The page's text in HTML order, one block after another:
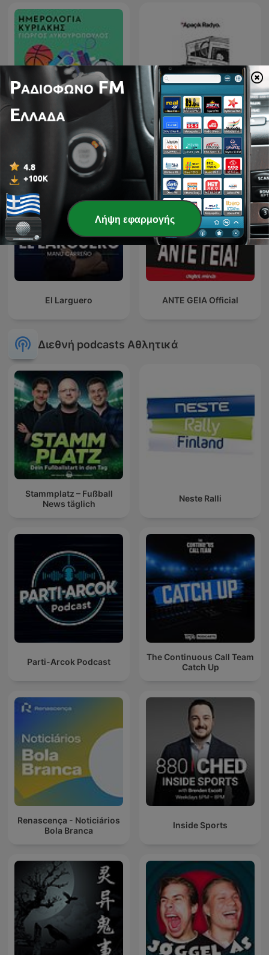
Ημερολόγια Κυριακής
Burcu Biçer'le Spor
Gündemi
El Larguero ANTE GEIA Official
Διεθνή podcasts Αθλητικά
Stammplatz – Fußball
News täglich
Neste Ralli
Parti-Arcok Podcast
The Continuous Call Team
Catch Up
Renascença - Noticiários
Bola Branca
Inside Sports
Λήψη εφαρμογής